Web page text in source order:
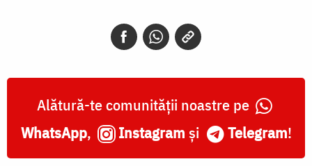
Alătură-te comunității noastre pe
WhatsApp, Instagram și Telegram!